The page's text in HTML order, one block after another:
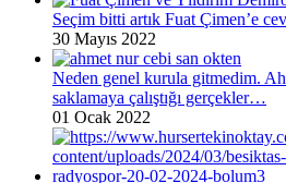
Seçim bitti artık Fuat Çimen’e
30 Mayıs 2022
Neden genel kurula gitmedim.
saklamaya çalıştığı gerçekler…
01 Ocak 2022